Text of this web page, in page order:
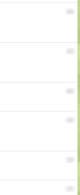
66
67
68
69
70
71